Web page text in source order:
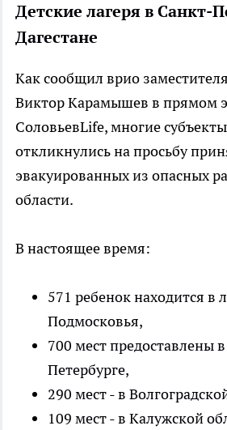
Детские лагеря в Санкт-
Дагестане
Как сообщил врио
Виктор Карамышев в прямом
СоловьевLife, многие
откликнулись на просьбу
эвакуированных из опасных
области.
В настоящее время:
571 ребенок находится в
Подмосковья,
700 мест предоставлены
Петербурге,
290 мест - в
109 мест - в Калужской